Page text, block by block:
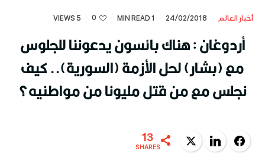
أخبار العالم ·
24/02/2018
·
1 MIN READ
·
0
·
5 VIEWS
أردوغان : هناك بائسون يدعوننا للجلوس
مع (بشار) لحل الأزمة (السورية).. كيف
نجلس مع من قتل مليونا من مواطنيه؟
Facebook
LinkedIn
Twitter
13
SHARES